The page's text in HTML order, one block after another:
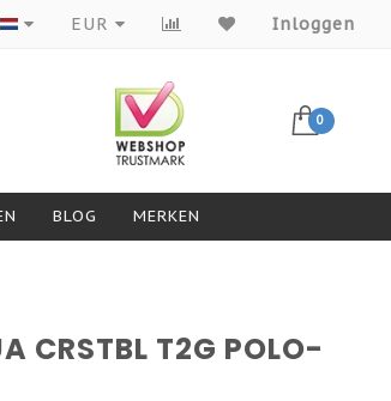
Producten van topmerken
EUR Inloggen
0
BLOG MERKEN
CRSTBL T2G POLO-